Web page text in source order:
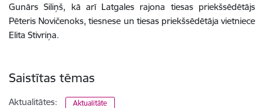
Gunārs Siliņš, kā arī Latgales rajona tiesas priekšsēdētājs
Pēteris Novičenoks, tiesnese un tiesas priekšsēdētāja vietniece
Elita Stivriņa.
Saistītas tēmas
Aktualitātes: Aktualitāte